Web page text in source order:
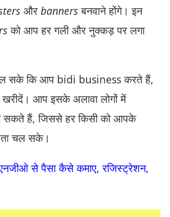
और banners बनवाने होंगे। इन
को आप हर गली और नुक्कड़ पर लगा
सके कि आप bidi business करते हैं,
आप इसके अलावा लोगों में
सकते हैं, जिससे हर किसी को आपके
चल सके।
से पैसा कैसे कमाए, रजिस्ट्रेशन,